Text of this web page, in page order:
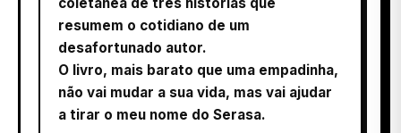
resumem o cotidiano de um
desafortunado autor.
O livro, mais barato que uma empadinha,
não vai mudar a sua vida, mas vai ajudar
a tirar o meu nome do Serasa.